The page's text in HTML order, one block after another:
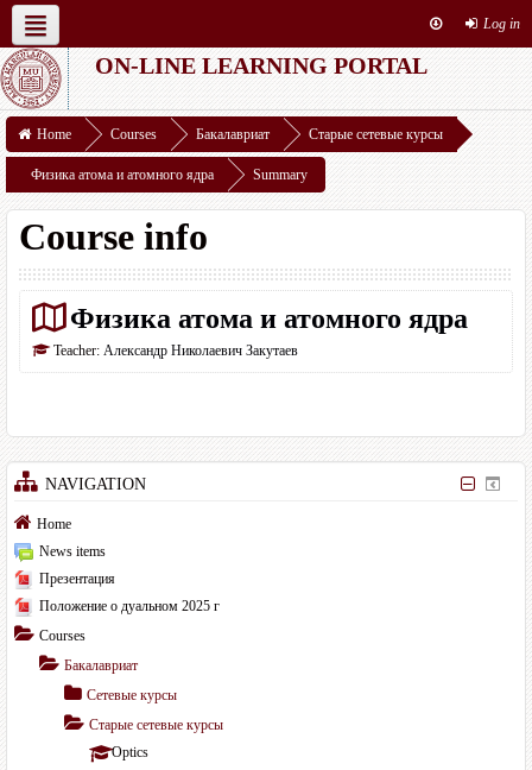
Log in
English ‎(en)‎ Resources This course
ON-LINE LEARNING PORTAL
Home Courses Бакалавриат Старые сетевые курсы
Физика атома и атомного ядра Summary
Course info
Физика атома и атомного ядра
Teacher: Александр Николаевич Закутаев
NAVIGATION
Home
News items
Презентация
Положение о дуальном 2025 г
Courses
Бакалавриат
Сетевые курсы
Старые сетевые курсы
Optics